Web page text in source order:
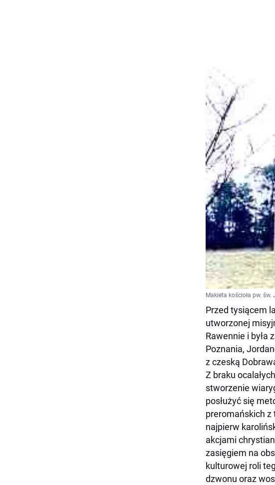
Makieta kościoła pw.
Przed tysiącem
utworzonej
Rawennie i była
Poznania,
z czeską
Z braku
stworzenie
posłużyć się
preromańskich z
najpierw
akcjami
zasięgiem na
kulturowej roli
dzwonu oraz